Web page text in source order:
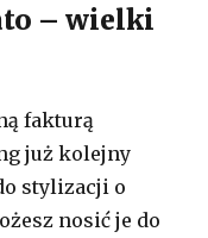
– wielki
fakturą
już kolejny
stylizacji o
nosić je do